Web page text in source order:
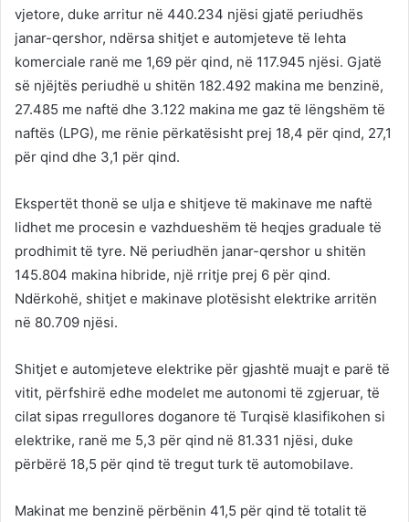
vjetore, duke arritur në 440.234 njësi gjatë periudhës
janar-qershor, ndërsa shitjet e automjeteve të lehta
komerciale ranë me 1,69 për qind, në 117.945 njësi. Gjatë
së njëjtës periudhë u shitën 182.492 makina me benzinë,
27.485 me naftë dhe 3.122 makina me gaz të lëngshëm të
naftës (LPG), me rënie përkatësisht prej 18,4 për qind, 27,1
për qind dhe 3,1 për qind.
Ekspertët thonë se ulja e shitjeve të makinave me naftë
lidhet me procesin e vazhdueshëm të heqjes graduale të
prodhimit të tyre. Në periudhën janar-qershor u shitën
145.804 makina hibride, një rritje prej 6 për qind.
Ndërkohë, shitjet e makinave plotësisht elektrike arritën
në 80.709 njësi.
Shitjet e automjeteve elektrike për gjashtë muajt e parë të
vitit, përfshirë edhe modelet me autonomi të zgjeruar, të
cilat sipas rregullores doganore të Turqisë klasifikohen si
elektrike, ranë me 5,3 për qind në 81.331 njësi, duke
përbërë 18,5 për qind të tregut turk të automobilave.
Makinat me benzinë përbënin 41,5 për qind të totalit të